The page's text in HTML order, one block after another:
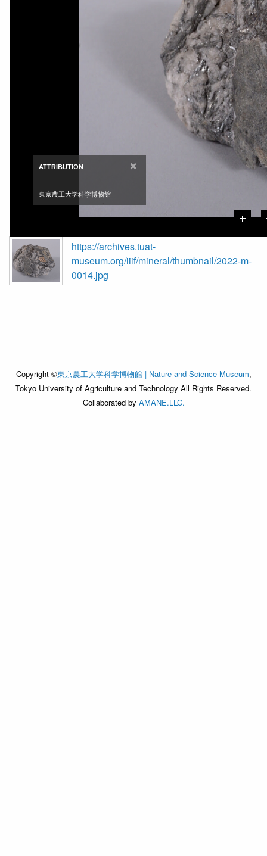
https://archives.tuat-
museum.org/iiif/mineral/thumbnail/2022-m-
0014.jpg
ATTRIBUTION ×
東京農工大学科学博物館
Copyright ©東京農工大学科学博物館 | Nature and Science Museum,
Tokyo University of Agriculture and Technology All Rights Reserved.
Collaborated by AMANE.LLC.